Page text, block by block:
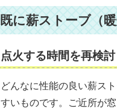
既に薪ストーブ（
点火する時間を再検
どんなに性能の良い薪ス
すいものです。ご近所が